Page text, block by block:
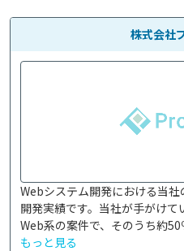
株式会社
Webシステム開発における当
開発実績です。当社が手がけ
Web系の案件で、そのうち約
もっと見る